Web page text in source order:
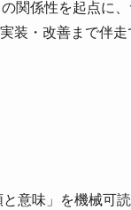
関係性を起点に
装・改善まで伴
意味」を機械可